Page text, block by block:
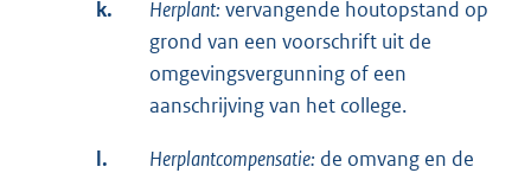
k. Herplant: vervangende houtopstand op
grond van een voorschrift uit de
omgevingsvergunning of een
aanschrijving van het college.
l. Herplantcompensatie: de omvang en de